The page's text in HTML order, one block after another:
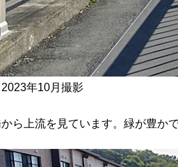
年10月撮影
ら上流を見ています。緑が豊か